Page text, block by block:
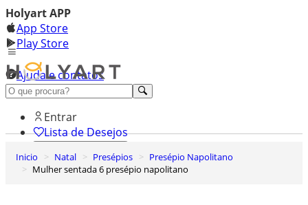
Holyart APP
App Store
Play Store
Ajuda e contatos
Conheça premium
Entrar
Lista de Desejos
Carrinho de Compras
Inicio Natal Presépios
Presépio Napolitano
Mulher sentada 6 presépio napolitano